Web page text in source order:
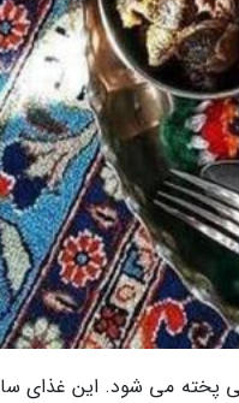
پخته می شود. این غذای